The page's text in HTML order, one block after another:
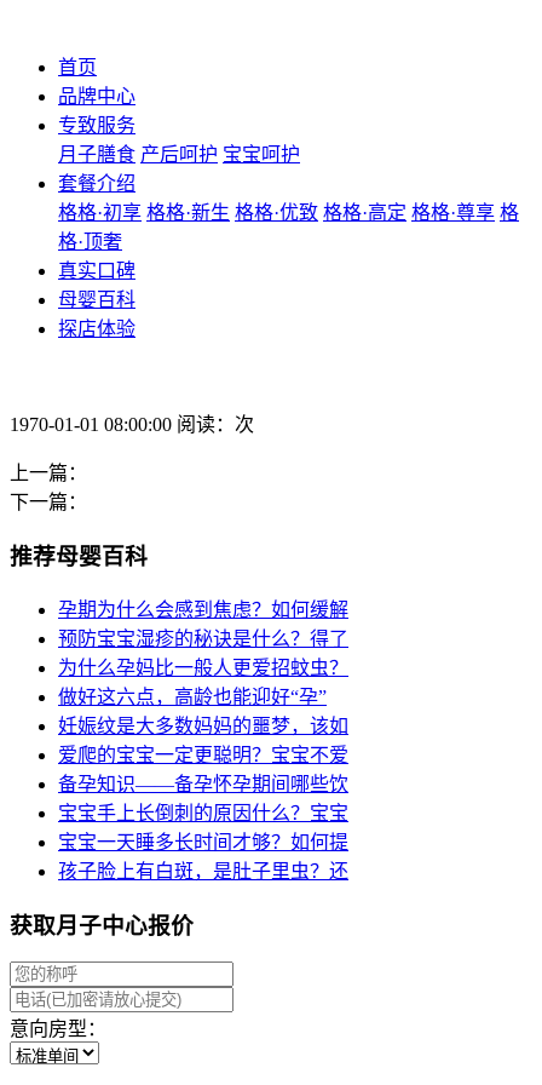
首页
品牌中心
专致服务
月子膳食 产后呵护 宝宝呵护
套餐介绍
格格·初享 格格·新生 格格·优致 格格·高定 格格·尊享 格
格·顶奢
真实口碑
母婴百科
探店体验
1970-01-01 08:00:00 阅读：次
上一篇：
下一篇：
推荐母婴百科
孕期为什么会感到焦虑？如何缓解
预防宝宝湿疹的秘诀是什么？得了
为什么孕妈比一般人更爱招蚊虫？
做好这六点，高龄也能迎好“孕”
妊娠纹是大多数妈妈的噩梦，该如
爱爬的宝宝一定更聪明？宝宝不爱
备孕知识——备孕怀孕期间哪些饮
宝宝手上长倒刺的原因什么？宝宝
宝宝一天睡多长时间才够？如何提
孩子脸上有白斑，是肚子里虫？还
获取月子中心报价
意向房型：